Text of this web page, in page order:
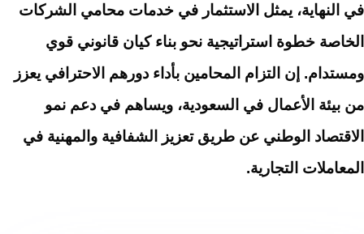
في النهاية، يمثل الاستثمار في خدمات محامي الشركات
الخاصة خطوة استراتيجية نحو بناء كيان قانوني قوي
ومستدام. إن التزام المحامين بأداء دورهم الاحترافي يعزز
من بيئة الأعمال في السعودية، ويساهم في دعم نمو
الاقتصاد الوطني عن طريق تعزيز الشفافية والمهنية في
المعاملات التجارية.